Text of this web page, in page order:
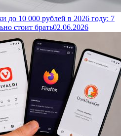
до 10 000 рублей в 2026 году: 7
стоит брать02.06.2026